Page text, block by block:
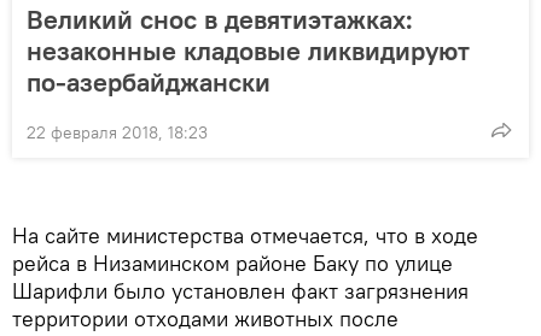
Великий снос в девятиэтажках:
незаконные кладовые ликвидируют
по-азербайджански
22 февраля 2018, 18:23
На сайте министерства отмечается, что в ходе
рейса в Низаминском районе Баку по улице
Шарифли было установлен факт загрязнения
территории отходами животных после